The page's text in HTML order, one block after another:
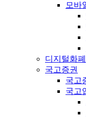
모바
디지털화폐
국고증권
국고
국고